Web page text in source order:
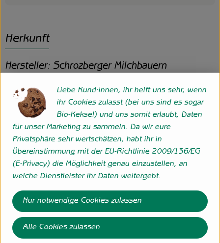
Herkunft
Hersteller: Schrozberger Milchbauern
Molkereigenossenschaft Hohenlohe-Franken eG
Schrozberger Milchbauern
D 74575 Schrozberg
- Demeter Pionier seit 1974
- Joghurt wird langzeitgesäuert, Herstellung ohne
Milchpulver
- Genossenschaftsmolkerei
www.molkerei-schrozberg.de
Liebe Kund:innen, ihr helft uns sehr, wenn
ihr Cookies zulasst (bei uns sind es sogar
Bio-Kekse!) und uns somit erlaubt, Daten
für unser Marketing zu sammeln. Da wir eure
Privatsphäre sehr wertschätzen, habt ihr in
Übereinstimmung mit der EU-Richtlinie 2009/136/EG
(E-Privacy) die Möglichkeit genau einzustellen, an
welche Dienstleister ihr Daten weitergebt.
Nur notwendige Cookies zulassen
Alle Cookies zulassen